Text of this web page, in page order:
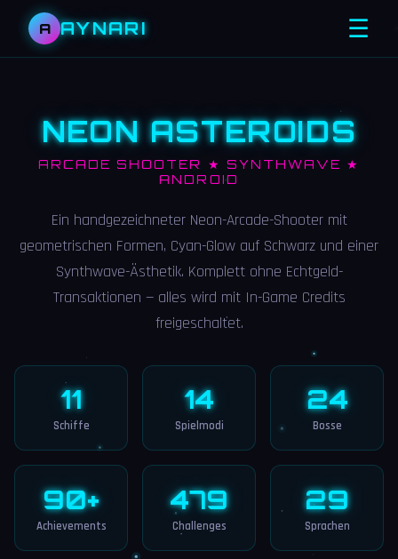
A AYNARI ☰
NEON ASTEROIDS
ARCADE SHOOTER ★ SYNTHWAVE ★
ANDROID
Ein handgezeichneter Neon-Arcade-Shooter mit
geometrischen Formen, Cyan-Glow auf Schwarz und einer
Synthwave-Ästhetik. Komplett ohne Echtgeld-
Transaktionen — alles wird mit In-Game Credits
freigeschaltet.
11
Schiffe
14
Spielmodi
24
Bosse
90+
Achievements
479
Challenges
29
Sprachen